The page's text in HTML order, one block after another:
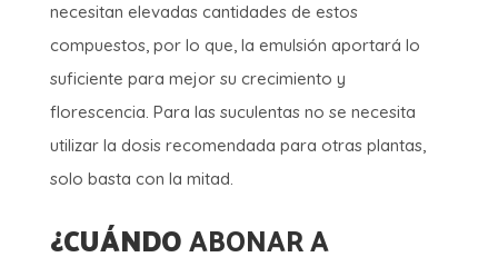
necesitan elevadas cantidades de estos
compuestos, por lo que, la emulsión aportará lo
suficiente para mejor su crecimiento y
florescencia. Para las suculentas no se necesita
utilizar la dosis recomendada para otras plantas,
solo basta con la mitad.
¿CUÁNDOABONAR A